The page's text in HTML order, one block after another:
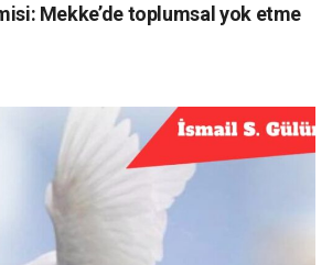
Mekke’de toplumsal yok etme